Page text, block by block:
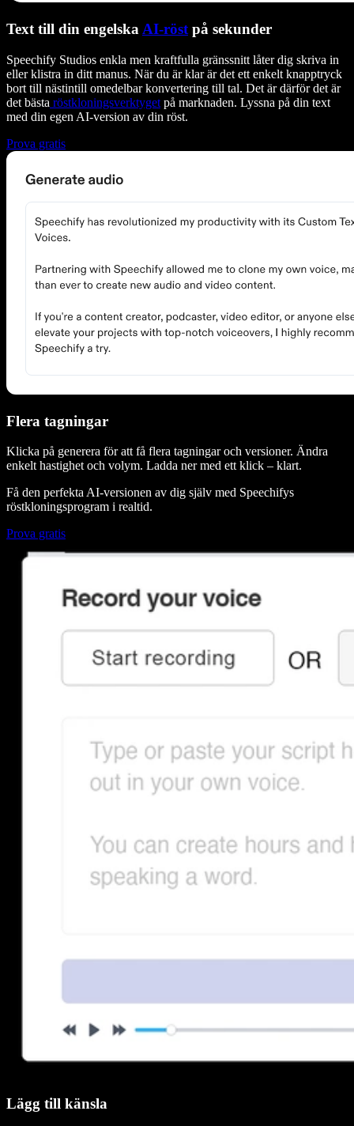
Text till din engelska AI-röst på sekunder
Speechify Studios enkla men kraftfulla gränssnitt låter dig skriva in
eller klistra in ditt manus. När du är klar är det ett enkelt knapptryck
bort till nästintill omedelbar konvertering till tal. Det är därför det är
det bästa röstkloningsverktyget på marknaden. Lyssna på din text
med din egen AI-version av din röst.
Prova gratis
Flera tagningar
Klicka på generera för att få flera tagningar och versioner. Ändra
enkelt hastighet och volym. Ladda ner med ett klick – klart.
Få den perfekta AI-versionen av dig själv med Speechifys
röstkloningsprogram i realtid.
Prova gratis
Lägg till känsla